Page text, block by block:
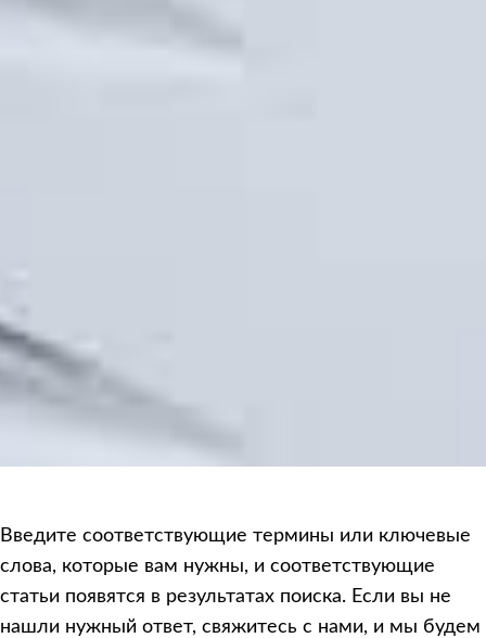
Введите соответствующие термины или ключевые
слова, которые вам нужны, и соответствующие
статьи появятся в результатах поиска. Если вы не
нашли нужный ответ, свяжитесь с нами, и мы будем